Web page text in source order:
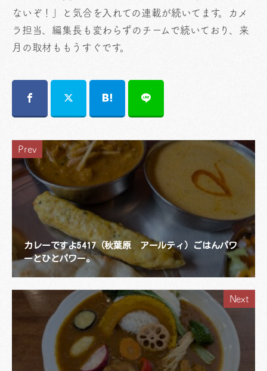
ないぞ！」と気合を入れての連載が続いてます。カメ
ラ担当、編集長も変わらずのチームで続いており、来
月の取材ももうすぐです。
Prev
カレーですよ5417（秋葉原 アールティ）ごはんパワ
ーとひとパワー。
Next